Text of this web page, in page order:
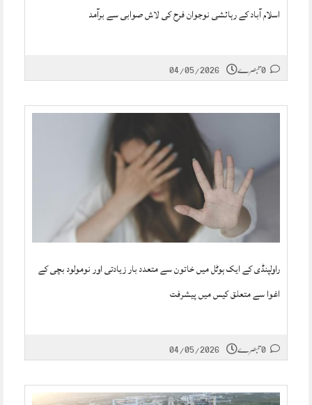
اسلام آباد کے رہائشی نوجوان فرح کی لاش صوابی سے برآمد
04/05/2026
راولپنڈی کے ایک ہوٹل میں خاتون سے متعدد بار زیادتی اور نومولود بچی کے
اغوا سے متعلق کیس میں پیشرفت
04/05/2026